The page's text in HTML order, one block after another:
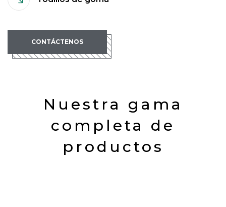
CONTÁCTENOS
Nuestra gama
completa de
productos